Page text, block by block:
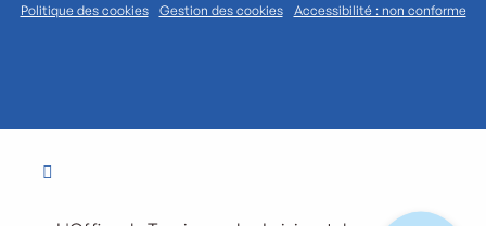
Politique des cookies
Gestion des cookies Accessibilité : non conforme